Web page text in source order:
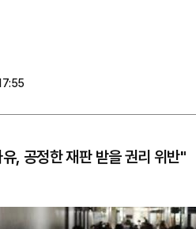
, 공정한 재판 받을 권리 위반"